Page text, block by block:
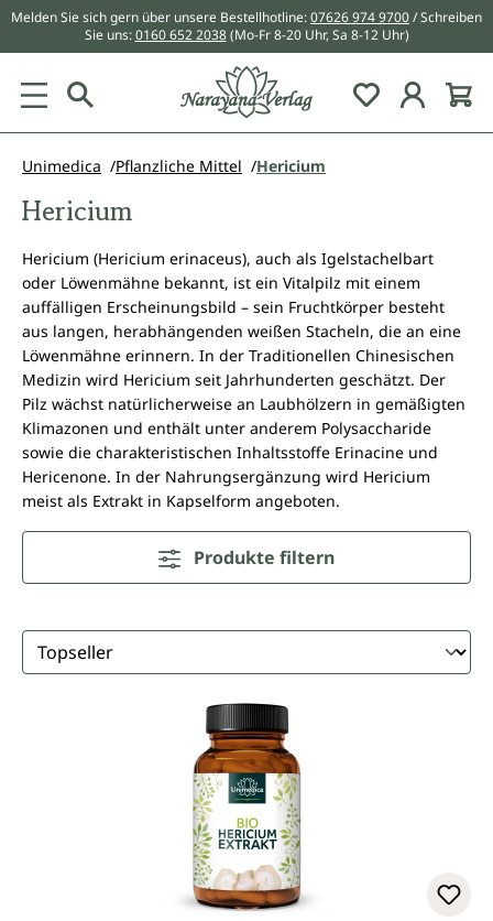
springen
Melden Sie sich gern über unsere Bestellhotline:07626 974 9700/ Schreiben
Sie uns:0160 652 2038 (Mo-Fr 8-20 Uhr, Sa 8-12 Uhr)
Du hast 0
Unimedica Pflanzliche Mittel Hericium
Hericium
Hericium (Hericium erinaceus), auch als Igelstachelbart
oder Löwenmähne bekannt, ist ein Vitalpilz mit einem
auffälligen Erscheinungsbild – sein Fruchtkörper besteht
aus langen, herabhängenden weißen Stacheln, die an eine
Löwenmähne erinnern. In der Traditionellen Chinesischen
Medizin wird Hericium seit Jahrhunderten geschätzt. Der
Pilz wächst natürlicherweise an Laubhölzern in gemäßigten
Klimazonen und enthält unter anderem Polysaccharide
sowie die charakteristischen Inhaltsstoffe Erinacine und
Hericenone. In der Nahrungsergänzung wird Hericium
meist als Extrakt in Kapselform angeboten.
Produkte filtern